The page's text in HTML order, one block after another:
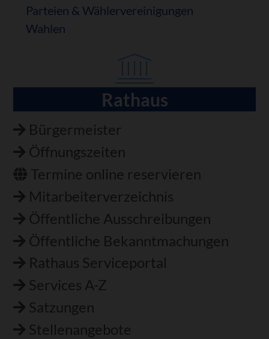
Parteien & Wählervereinigungen
Wahlen
Rathaus
Bürgermeister
Öffnungszeiten
Termine online reservieren
Mitarbeiterverzeichnis
Öffentliche Ausschreibungen
Öffentliche Bekanntmachungen
Rathaus Serviceportal
Services A-Z
Satzungen
Stellenangebote